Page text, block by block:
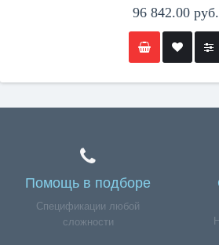
96 842.00 руб.
Помощь в подборе
Спецификации любой
сложности